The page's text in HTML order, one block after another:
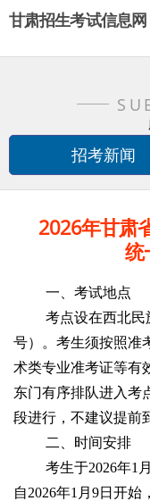
甘肃招生考试信息
招考新闻
2026年甘肃
统
一、考试地点
考点设在西北民
号）。考生须按照准
术类专业准考证等有
东门有序排队进入考
段进行，不建议提前
二、时间安排
考生于2026年1
自2026年1月9日开